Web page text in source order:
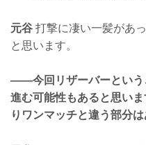
元谷 打撃に凄い一髪があ
と思います。
——今回リザーバーという
進む可能性もあると思い
りワンマッチと違う部分